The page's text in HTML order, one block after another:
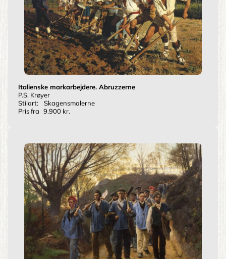
Italienske markarbejdere. Abruzzerne
P.S. Krøyer
Stilart:
Skagensmalerne
Pris fra 9.900 kr.